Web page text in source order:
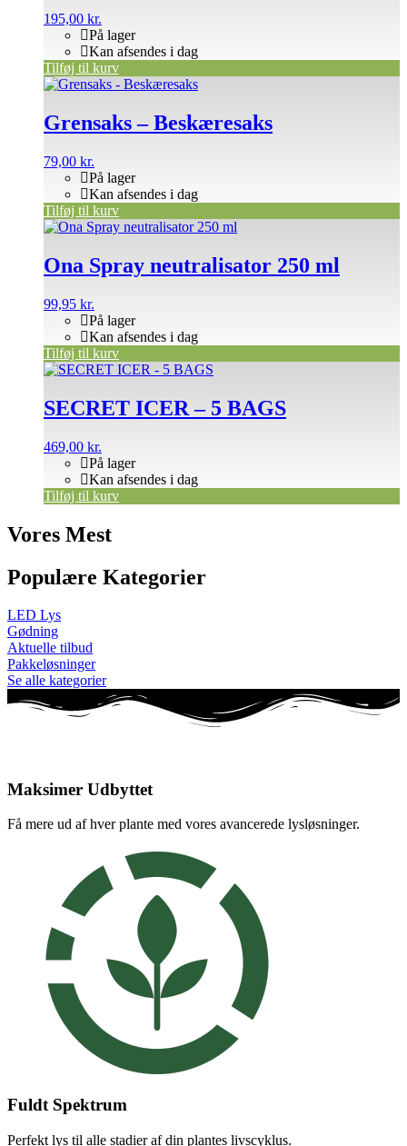
195,00 kr.
På lager
Kan afsendes i dag
Tilføj til kurv
Grensaks – Beskæresaks
79,00 kr.
På lager
Kan afsendes i dag
Tilføj til kurv
Ona Spray neutralisator 250 ml
99,95 kr.
På lager
Kan afsendes i dag
Tilføj til kurv
SECRET ICER – 5 BAGS
469,00 kr.
På lager
Kan afsendes i dag
Tilføj til kurv
Vores Mest
Populære Kategorier
LED Lys
Gødning
Aktuelle tilbud
Pakkeløsninger
Se alle kategorier
Maksimer Udbyttet
Få mere ud af hver plante med vores avancerede lysløsninger.
Fuldt Spektrum
Perfekt lys til alle stadier af din plantes livscyklus.